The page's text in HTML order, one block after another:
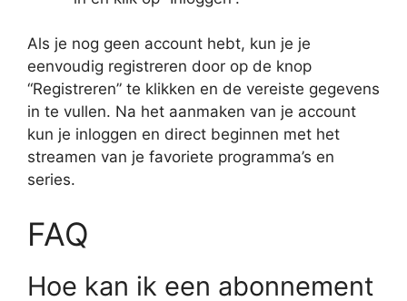
Als je nog geen account hebt, kun je je
eenvoudig registreren door op de knop
“Registreren” te klikken en de vereiste gegevens
in te vullen. Na het aanmaken van je account
kun je inloggen en direct beginnen met het
streamen van je favoriete programma’s en
series.
FAQ
Hoe kan ik een abonnement